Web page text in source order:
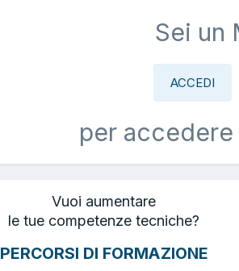
Sei un
ACCEDI
per accedere
Vuoi aumentare
le tue competenze tecniche?
PERCORSI DI FORMAZIONE